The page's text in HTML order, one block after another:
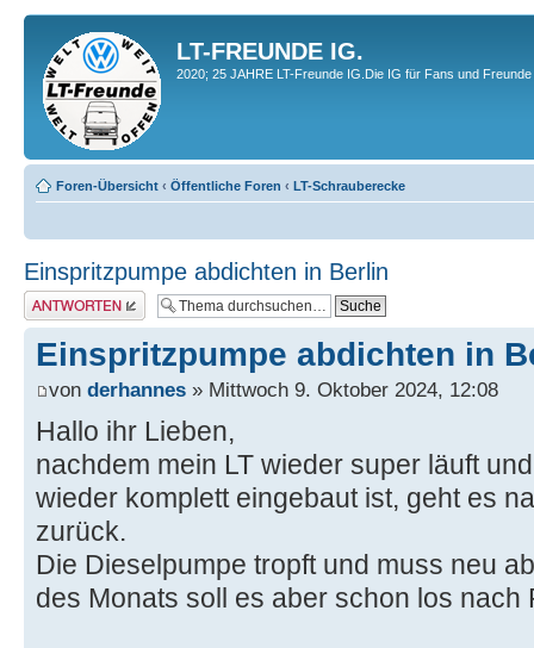
LT-FREUNDE IG.
2020; 25 JAHRE LT-Freunde IG.Die IG für Fans und
Foren-Übersicht ‹ Öffentliche Foren ‹ LT-Schrauberecke
Einspritzpumpe abdichten in Berlin
Antwort erstellen
Einspritzpumpe abdichten in
von derhannes » Mittwoch 9. Oktober 2024, 12:08
Hallo ihr Lieben,
nachdem mein LT wieder super läuft
wieder komplett eingebaut ist, geht es
zurück.
Die Dieselpumpe tropft und muss neu
des Monats soll es aber schon los nach